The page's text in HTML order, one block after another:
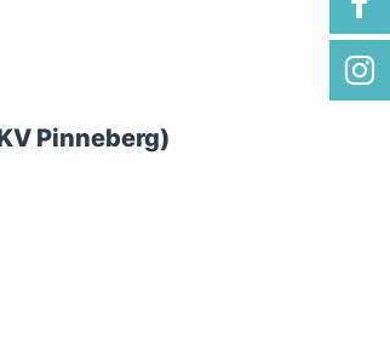
Pinneberg)